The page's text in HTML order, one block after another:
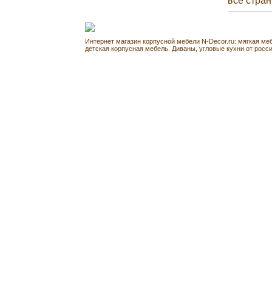
Интернет магазин корпусной мебели N-Decor.ru: мягкая
детская корпусная мебель. Диваны, угловые кухни от